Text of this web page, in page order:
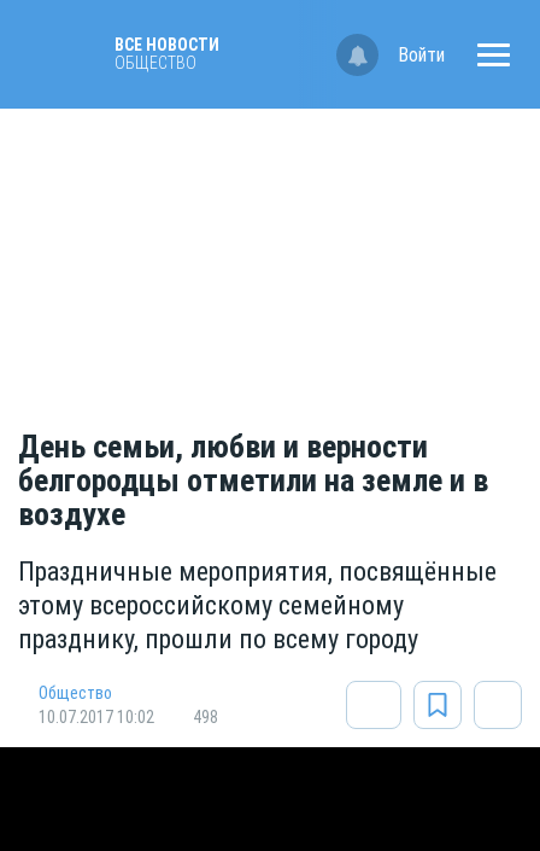
ВСЕ НОВОСТИ
ОБЩЕСТВО
Войти
День семьи, любви и верности
белгородцы отметили на земле и в
воздухе
Праздничные мероприятия, посвящённые
этому всероссийскому семейному
празднику, прошли по всему городу
Общество
10.07.2017 10:02
498